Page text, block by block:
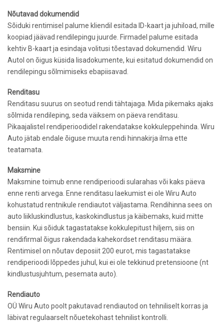
Nõutavad dokumendid
Sõiduki rentimisel palume kliendil esitada ID-kaart ja juhiload, mille
koopiad jäävad rendilepingu juurde. Firmadel palume esitada
kehtiv B-kaart ja esindaja volitusi tõestavad dokumendid. Wiru
Autol o­n õigus küsida lisadokumente, kui esitatud dokumendid o­n
rendilepingu sõlmimiseks ebapiisavad.
Renditasu
Renditasu suurus o­n seotud rendi tähtajaga. Mida pikemaks ajaks
sõlmida rendileping, seda väiksem o­n päeva renditasu.
Pikaajalistel rendiperioodidel rakendatakse kokkuleppehinda. Wiru
Auto jätab endale õiguse muuta rendi hinnakirja ilma ette
teatamata.
Maksmine
Maksmine toimub enne rendiperioodi sularahas või kaks päeva
enne renti arvega. Enne renditasu laekumist ei ole Wiru Auto
kohustatud rentnikule rendiautot väljastama. Rendihinna sees o­n
auto liikluskindlustus, kaskokindlustus ja käibemaks, kuid mitte
bensiin. Kui sõiduk tagastatakse kokkulepitust hiljem, siis o­n
rendifirmal õigus rakendada kahekordset renditasu määra.
Rentimisel o­n nõutav deposiit 200 eurot, mis tagastatakse
rendiperioodi lõppedes juhul, kui ei ole tekkinud pretensioone (nt
kindlustusjuhtum, pesemata auto).
Rendiauto
OÜ Wiru Auto poolt pakutavad rendiautod o­n tehniliselt korras ja
läbivat regulaarselt nõuetekohast tehnilist kontrolli.